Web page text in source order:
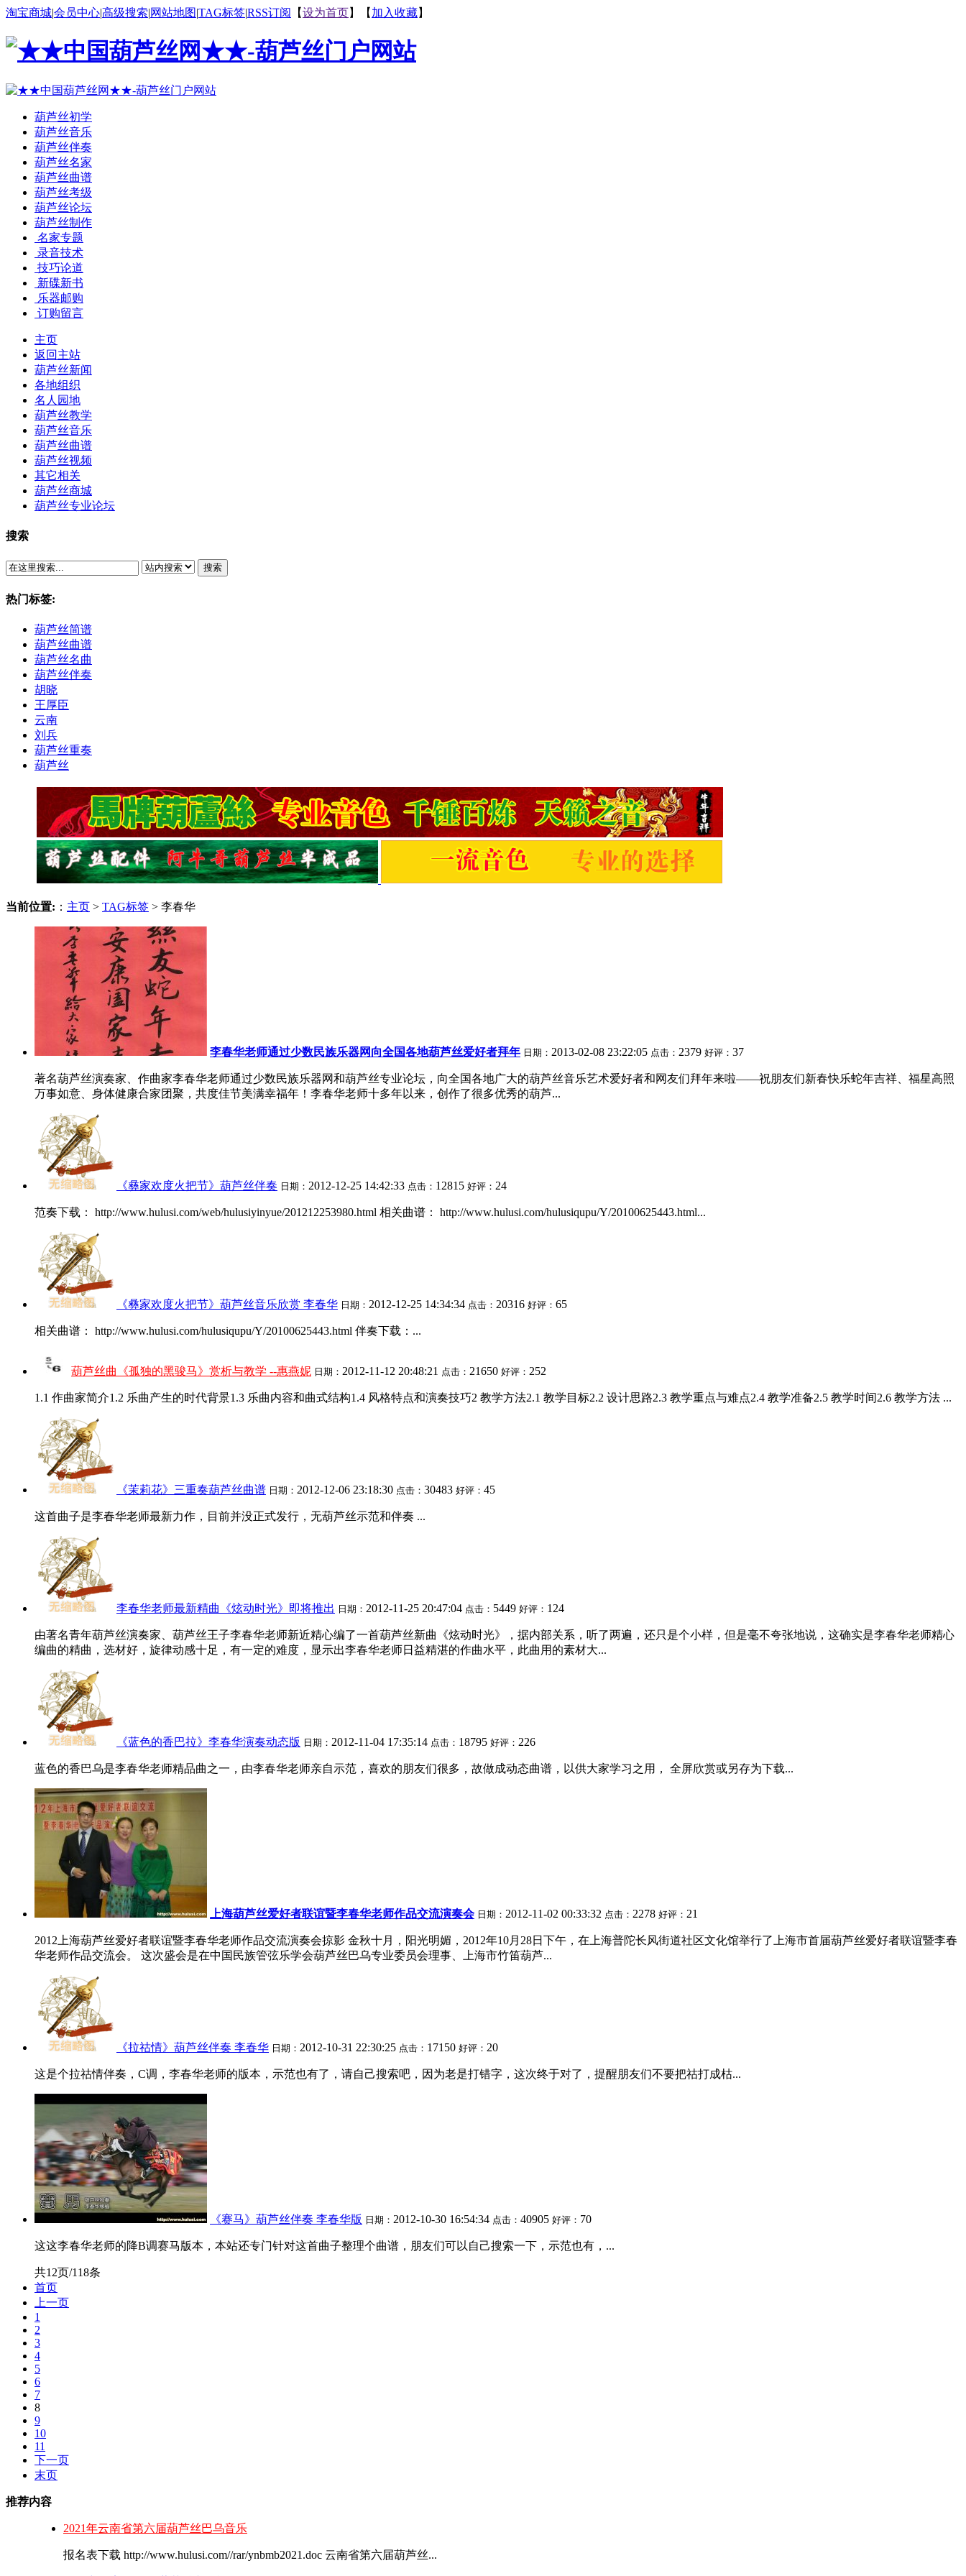
淘宝商城|会员中心|高级搜索|网站地图|TAG标签|RSS订阅 【设为首页】【 加入收藏】
葫芦丝初学
葫芦丝音乐
葫芦丝伴奏
葫芦丝名家
葫芦丝曲谱
葫芦丝考级
葫芦丝论坛
葫芦丝制作
名家专题
录音技术
技巧论道
新碟新书
乐器邮购
订购留言
主页
返回主站
葫芦丝新闻
各地组织
名人园地
葫芦丝教学
葫芦丝音乐
葫芦丝曲谱
葫芦丝视频
其它相关
葫芦丝商城
葫芦丝专业论坛
搜索
搜索
热门标签:
葫芦丝简谱
葫芦丝曲谱
葫芦丝名曲
葫芦丝伴奏
胡晓
王厚臣
云南
刘兵
葫芦丝重奏
葫芦丝
当前位置: ： 主页 > TAG标签 > 李春华
李春华老师通过少数民族乐器网向全国各地葫芦丝爱好者拜年 日期： 2013-02-08 23:22:05 点击： 2379 好评： 37
著名葫芦丝演奏家、作曲家李春华老师通过少数民族乐器网和葫芦丝专业论坛，向全国各地广大的葫芦丝音乐艺术爱好者和网友们拜年来啦——祝朋友们新春快乐蛇年吉祥、福星高照
万事如意、身体健康合家团聚，共度佳节美满幸福年！李春华老师十多年以来，创作了很多优秀的葫芦...
《彝家欢度火把节》葫芦丝伴奏 日期： 2012-12-25 14:42:33 点击： 12815 好评： 24
范奏下载： http://www.hulusi.com/web/hulusiyinyue/201212253980.html 相关曲谱： http://www.hulusi.com/hulusiqupu/Y/20100625443.html...
《彝家欢度火把节》葫芦丝音乐欣赏 李春华 日期： 2012-12-25 14:34:34 点击： 20316 好评： 65
相关曲谱： http://www.hulusi.com/hulusiqupu/Y/20100625443.html 伴奏下载：...
葫芦丝曲《孤独的黑骏马》赏析与教学 --惠燕妮 日期： 2012-11-12 20:48:21 点击： 21650 好评： 252
1.1 作曲家简介1.2 乐曲产生的时代背景1.3 乐曲内容和曲式结构1.4 风格特点和演奏技巧2 教学方法2.1 教学目标2.2 设计思路2.3 教学重点与难点2.4 教学准备2.5 教学时间2.6 教学方法 ...
《茉莉花》三重奏葫芦丝曲谱 日期： 2012-12-06 23:18:30 点击： 30483 好评： 45
这首曲子是李春华老师最新力作，目前并没正式发行，无葫芦丝示范和伴奏 ...
李春华老师最新精曲《炫动时光》即将推出 日期： 2012-11-25 20:47:04 点击： 5449 好评： 124
由著名青年葫芦丝演奏家、葫芦丝王子李春华老师新近精心编了一首葫芦丝新曲《炫动时光》，据内部关系，听了两遍，还只是个小样，但是毫不夸张地说，这确实是李春华老师精心
编曲的精曲，选材好，旋律动感十足，有一定的难度，显示出李春华老师日益精湛的作曲水平，此曲用的素材大...
《蓝色的香巴拉》李春华演奏动态版 日期： 2012-11-04 17:35:14 点击： 18795 好评： 226
蓝色的香巴乌是李春华老师精品曲之一，由李春华老师亲自示范，喜欢的朋友们很多，故做成动态曲谱，以供大家学习之用， 全屏欣赏或另存为下载...
上海葫芦丝爱好者联谊暨李春华老师作品交流演奏会 日期： 2012-11-02 00:33:32 点击： 2278 好评： 21
2012上海葫芦丝爱好者联谊暨李春华老师作品交流演奏会掠影 金秋十月，阳光明媚，2012年10月28日下午，在上海普陀长风街道社区文化馆举行了上海市首届葫芦丝爱好者联谊暨李春
华老师作品交流会。 这次盛会是在中国民族管弦乐学会葫芦丝巴乌专业委员会理事、上海市竹笛葫芦...
《拉祜情》葫芦丝伴奏 李春华 日期： 2012-10-31 22:30:25 点击： 17150 好评： 20
这是个拉祜情伴奏，C调，李春华老师的版本，示范也有了，请自己搜索吧，因为老是打错字，这次终于对了，提醒朋友们不要把祜打成枯...
《赛马》葫芦丝伴奏 李春华版 日期： 2012-10-30 16:54:34 点击： 40905 好评： 70
这这李春华老师的降B调赛马版本，本站还专门针对这首曲子整理个曲谱，朋友们可以自己搜索一下，示范也有，...
共12页/118条
首页
上一页
1
2
3
4
5
6
7
8
9
10
11
下一页
末页
推荐内容
2021年云南省第六届葫芦丝巴乌音乐
报名表下载 http://www.hulusi.com//rar/ynbmb2021.doc 云南省第六届葫芦丝...